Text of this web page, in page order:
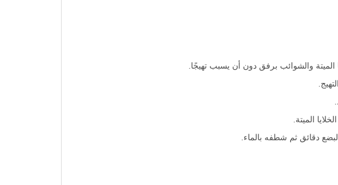
والشوائب برفق دون أن يسبب تهيجًا.
الميتة.
دقائق ثم شطفه بالماء.